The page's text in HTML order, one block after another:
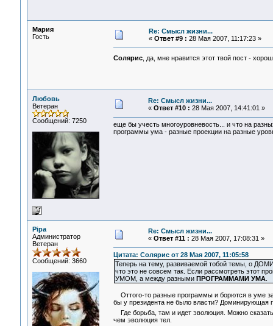
Мария
Гость
Re: Смысл жизни...
« Ответ #9 : 28 Мая 2007, 11:17:23 »
Солярис, да, мне нравится этот твой пост -
Любовь
Ветеран
Сообщений: 7250
Re: Смысл жизни...
« Ответ #10 : 28 Мая 2007, 14:41:01 »
еще бы учесть многоуровневость... и что на
программы ума - разные проекции на разные
Pipa
Администратор
Ветеран
Сообщений: 3660
Re: Смысл жизни...
« Ответ #11 : 28 Мая 2007, 17:08:31 »
Цитата: Солярис от 28 Мая 2007, 11:05:58
Теперь на тему, развиваемой тобой темы, о
что это не совсем так. Если рассмотреть этот
УМОМ, а между разными ПРОГРАММАМИ УМА.
Оттого-то разные программы и борются в уме
бы у президента не было власти? Доминирующая
Где борьба, там и идет эволюция. Можно
чем эволюция тел.